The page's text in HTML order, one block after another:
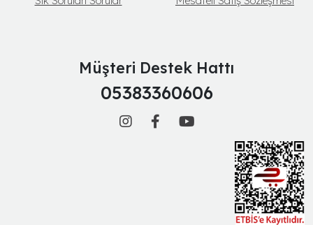
Müşteri Destek Hattı
05383360606